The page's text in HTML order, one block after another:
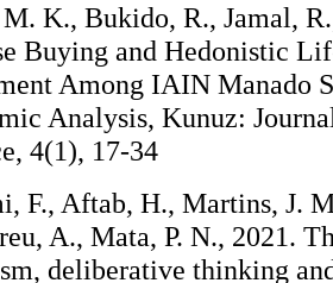
K., Bukido, R., Jamal,
Buying and Hedonistic
Among IAIN Manado
Analysis, Kunuz:
4(1), 17-34
F., Aftab, H., Martins, J.
A., Mata, P. N., 2021.
deliberative thinking